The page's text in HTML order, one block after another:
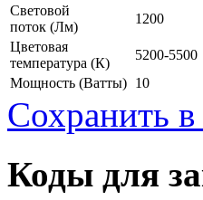
Световой
поток (Лм)
1200
Цветовая
температура (К)
5200-5500
Мощность (Ватты) 10
Сохранить
Коды для